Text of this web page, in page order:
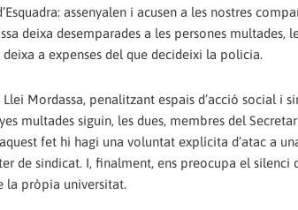
assenyalen i acusen a les nostres
deixa desemparades a les persones
a expenses del que decideixi la policia.
Mordassa, penalitzant espais d’acció social i
multades siguin, les dues, membres del
fet hi hagi una voluntat explícita d’atac a
de sindicat. I, finalment, ens preocupa el silenci
la pròpia universitat.